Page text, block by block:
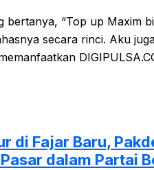
bertanya, “Top up Maxim
secara rinci. Aku
di Fajar Baru,
dalam Partai